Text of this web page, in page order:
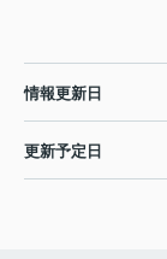
情報更新日
更新予定日